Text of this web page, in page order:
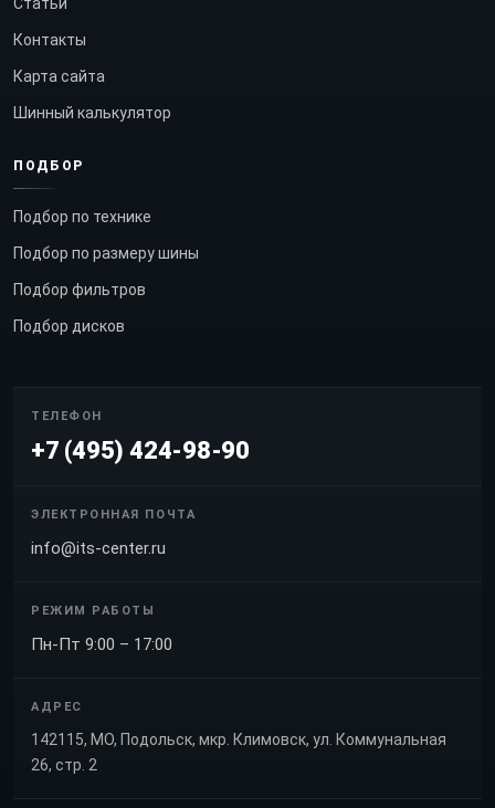
Контакты
Карта сайта
Шинный калькулятор
ПОДБОР
Подбор по технике
Подбор по размеру шины
Подбор фильтров
Подбор дисков
ТЕЛЕФОН
+7 (495) 424-98-90
ЭЛЕКТРОННАЯ ПОЧТА
info@its-center.ru
РЕЖИМ РАБОТЫ
Пн-Пт 9:00 – 17:00
АДРЕС
142115, МО, Подольск, мкр. Климовск, ул. Коммунальная
26, стр. 2